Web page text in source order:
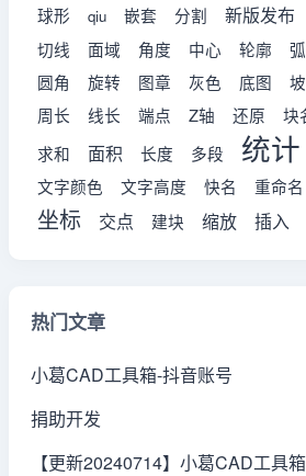
球形 qiu 嵌套 分割 新版发布
切线
面域 角度 中心 轮廓
圆角
旋转 图章 灰色 底图
周长
线长 端点 Z轴 还原 块
求和
面积 长度 多段 统计
文字颜色 文字高度 快名 重命名
坐标 交点 建块 缩放 插入
热门文章
小葛CAD工具箱-抖音账号
捐助开发
【更新20240714】小葛CAD工具